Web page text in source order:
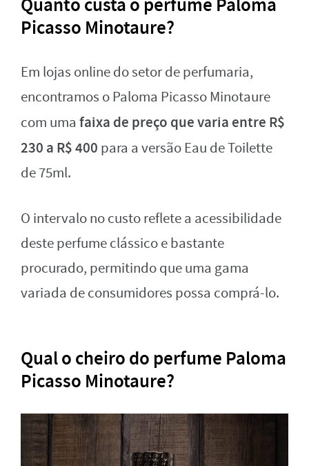
Picasso Minotaure?
Em lojas online do setor de perfumaria,
encontramos o Paloma Picasso Minotaure
com uma faixa de preço que varia entre R$
230 a R$ 400 para a versão Eau de Toilette
de 75ml.
O intervalo no custo reflete a acessibilidade
deste perfume clássico e bastante
procurado, permitindo que uma gama
variada de consumidores possa comprá-lo.
Qual o cheiro do perfume Paloma
Picasso Minotaure?